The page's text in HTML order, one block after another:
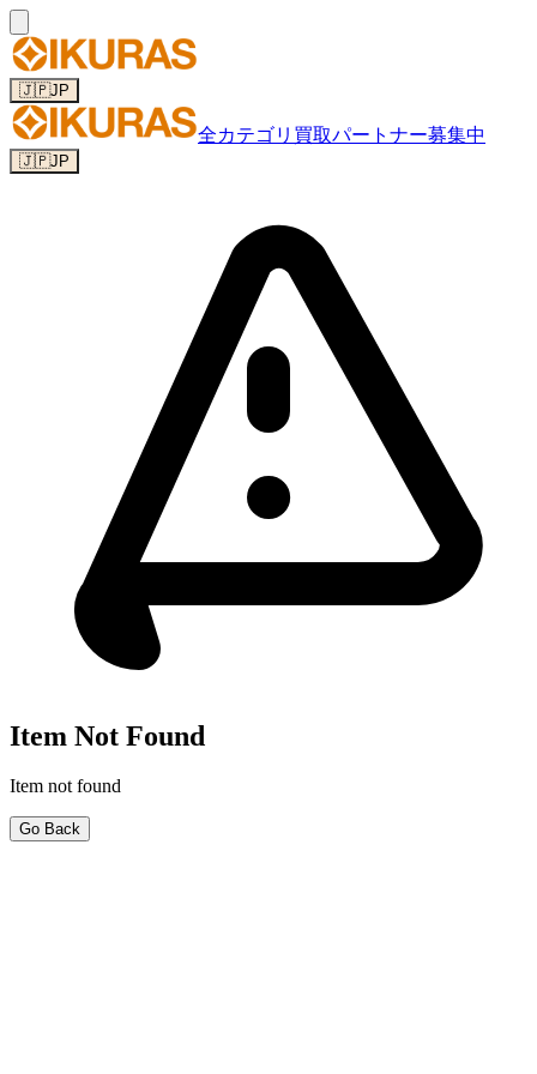
🇯🇵JP
全カテゴリ 買取パートナー募集中
🇯🇵JP
Item Not Found
Item not found
Go Back